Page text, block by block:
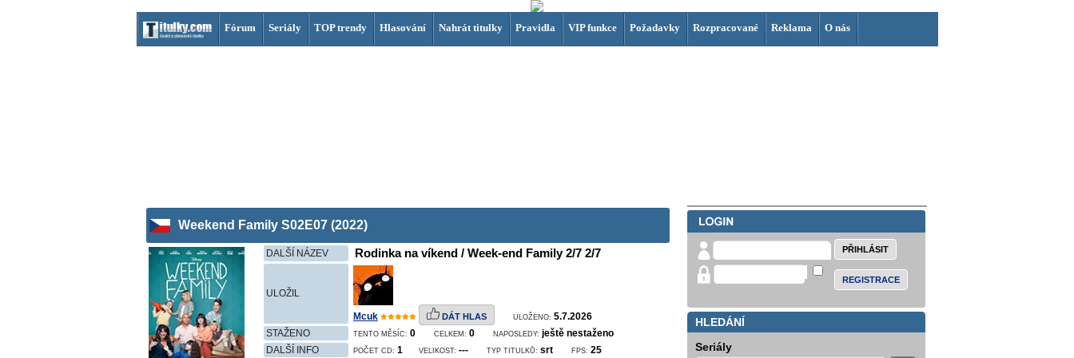
Fórum Seriály TOP trendy Hlasování Nahrát titulky Pravidla VIP funkce Požadavky Rozpracované Reklama O nás
Weekend Family S02E07 (2022)
DALŠÍ NÁZEV Rodinka na víkend / Week-end Family 2/7 2/7
ULOŽIL
Mcuk DÁT HLAS ULOŽENO: 5.7.2026
STAŽENO
TENTO MĚSÍC: 0 CELKEM: 0 NAPOSLEDY: ještě nestaženo
DALŠÍ INFO
POČET CD: 1 VELIKOST: --- TYP TITULKŮ: srt FPS: 25
REGISTRACE
HLEDÁNÍ
Seriály